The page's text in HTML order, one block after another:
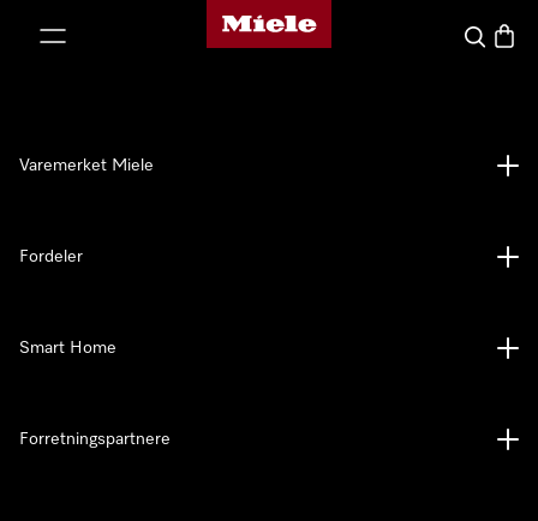
Mieles hjemmeside
Søk
Varemerket Miele
Fordeler
Smart Home
Forretningspartnere